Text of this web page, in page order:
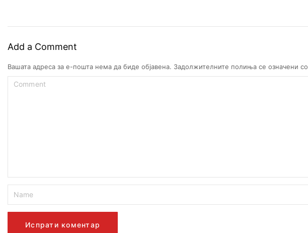
Add a Comment
Вашата адреса за е-пошта нема да биде објавена. Задолжителните полиња се означени со